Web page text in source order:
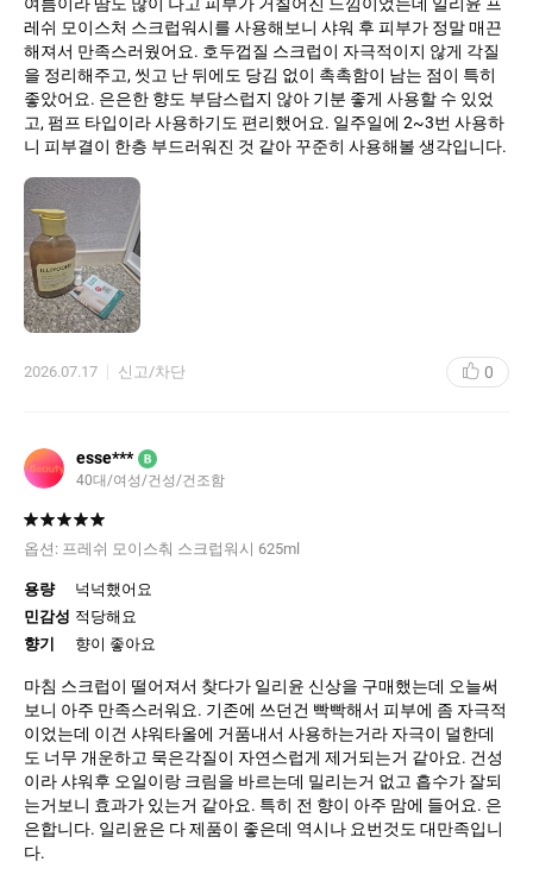
레쉬 모이스처 스크럽워시를 사용해보니 샤워 후 피부가 정말 매끈
해져서 만족스러웠어요. 호두껍질 스크럽이 자극적이지 않게 각질
을 정리해주고, 씻고 난 뒤에도 당김 없이 촉촉함이 남는 점이 특히
좋았어요. 은은한 향도 부담스럽지 않아 기분 좋게 사용할 수 있었
고, 펌프 타입이라 사용하기도 편리했어요. 일주일에 2~3번 사용하
니 피부결이 한층 부드러워진 것 같아 꾸준히 사용해볼 생각입니다.
2026.07.17 신고/차단 0
esse*** B
40대 여성 건성 건조함
옵션: 프레쉬 모이스춰 스크럽워시 625ml
용량
넉넉했어요
민감성 적당해요
향기
향이 좋아요
마침 스크럽이 떨어져서 찾다가 일리윤 신상을 구매했는데 오늘써
보니 아주 만족스러워요. 기존에 쓰던건 빡빡해서 피부에 좀 자극적
이었는데 이건 샤워타올에 거품내서 사용하는거라 자극이 덜한데
도 너무 개운하고 묵은각질이 자연스럽게 제거되는거 같아요. 건성
이라 샤워후 오일이랑 크림을 바르는데 밀리는거 없고 흡수가 잘되
는거보니 효과가 있는거 같아요. 특히 전 향이 아주 맘에 들어요. 은
은합니다. 일리윤은 다 제품이 좋은데 역시나 요번것도 대만족입니
다.